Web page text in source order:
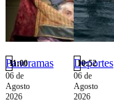
Panoramas
11:00
06 de
Agosto
2026
Deportes
10:52
06 de
Agosto
2026